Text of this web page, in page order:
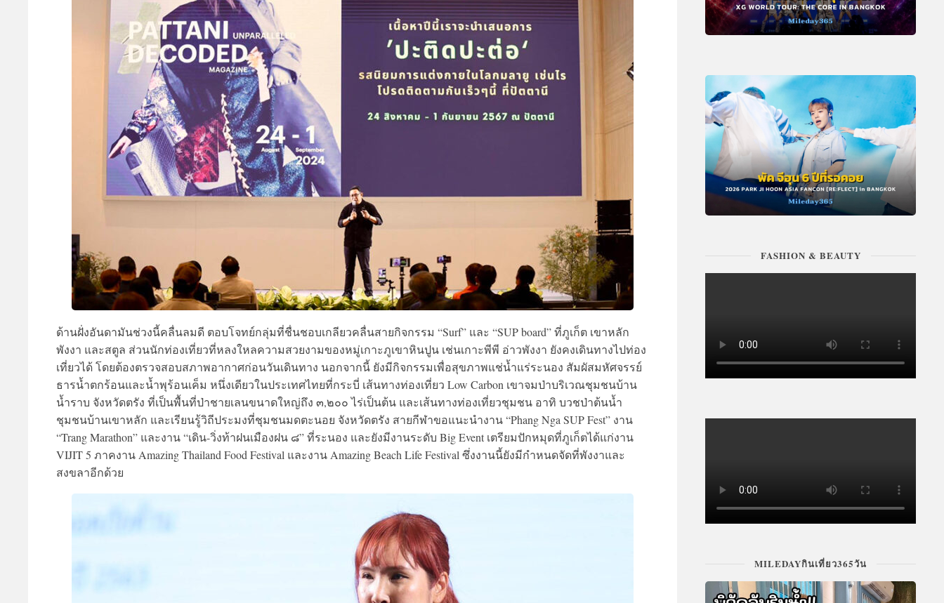
ด้านฝั่งอันดามันช่วงนี้คลื่นลมดี ตอบโจทย์กลุ่มที่ชื่นชอบเกลียวคลื่นสายกิจกรรม “Surf” และ “SUP board” ที่ภูเก็ต เขาหลัก
พังงา และสตูล ส่วนนักท่องเที่ยวที่หลงใหลความสวยงามของหมู่เกาะภูเขาหินปูน เช่นเกาะพีพี อ่าวพังงา ยังคงเดินทางไปท่อง
เที่ยวได้ โดยต้องตรวจสอบสภาพอากาศก่อนวันเดินทาง นอกจากนี้ ยังมีกิจกรรมเพื่อสุขภาพแช่น้ำแร่ระนอง สัมผัสมหัศจรรย์
ธารน้ำตกร้อนและน้ำพุร้อนเค็ม หนึ่งเดียวในประเทศไทยที่กระบี่ เส้นทางท่องเที่ยว Low Carbon เขาจมป่าบริเวณชุมชนบ้าน
น้ำราบ จังหวัดตรัง ที่เป็นพื้นที่ป่าชายเลนขนาดใหญ่ถึง ๓,๒๐๐ ไร่เป็นต้น และเส้นทางท่องเที่ยวชุมชน อาทิ บวชป่าต้นน้ำ
ชุมชนบ้านเขาหลัก และเรียนรู้วิถีประมงที่ชุมชนมดตะนอย จังหวัดตรัง สายกีฬาขอแนะนำงาน “Phang Nga SUP Fest” งาน
“Trang Marathon” และงาน “เดิน-วิ่งท้าฝนเมืองฝน ๘” ที่ระนอง และยังมีงานระดับ Big Event เตรียมปักหมุดที่ภูเก็ตได้แก่งาน
VIJIT 5 ภาคงาน Amazing Thailand Food Festival และงาน Amazing Beach Life Festival ซึ่งงานนี้ยังมีกำหนดจัดที่พังงาและ
สงขลาอีกด้วย
FASHION & BEAUTY
MILEDAYกินเที่ยว365วัน